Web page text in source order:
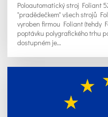
Poloautomatický stroj Foliant
"pradědečkem" všech strojů
vyroben firmou Foliant (tehdy
poptávku polygrafického trhu
dostupném je…